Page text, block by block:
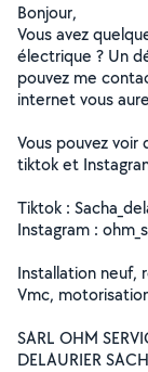
Bonjour,
Vous avez
électrique ? Un
pouvez me
internet vous
Vous pouvez voir
tiktok et
Tiktok :
Instagram :
Installation neuf,
Vmc,
SARL OHM
DELAURIER